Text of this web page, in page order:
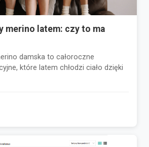
merino latem: czy to ma
damska to całoroczne
które latem chłodzi ciało dzięki